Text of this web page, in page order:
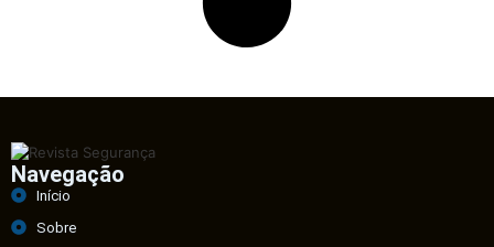
Navegação
Início
Sobre